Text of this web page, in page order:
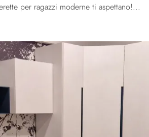
Le più esclusive camerette per ragazzi moderne ti aspettano! Scopri il modello Golf Y102 di Colombini Casa.